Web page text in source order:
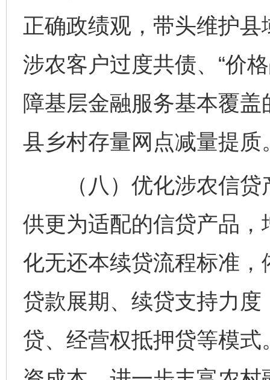
正确政绩观，带头维护
涉农客户过度共债、“价
障基层金融服务基本覆
县乡村存量网点减量提质
（八）优化涉农信贷
供更为适配的信贷产品
化无还本续贷流程标准
贷款展期、续贷支持力
贷、经营权抵押贷等模